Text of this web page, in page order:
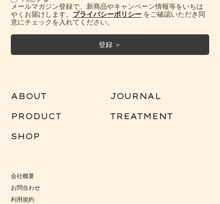
メールマガジン登録で、新商品やキャンペーン情報等をいちは
やくお届けします。 プライバシーポリシー をご確認いただき同
意にチェックを入れてください。
ABOUT JOURNAL
PRODUCT TREATMENT
SHOP
会社概要
お問合わせ
利用規約